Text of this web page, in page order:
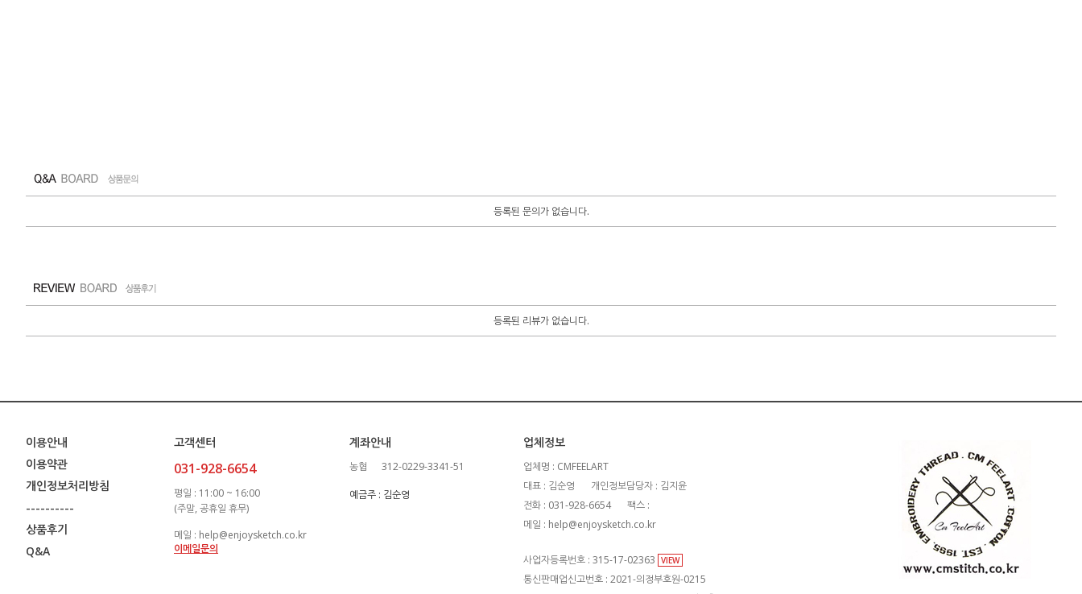
등록된 문의가 없습니다.
등록된 리뷰가 없습니다.
이용안내
이용약관
개인정보처리방침
----------
상품후기
Q&A
고객센터
031-928-6654
평일 : 11:00 ~ 16:00
(주말, 공휴일 휴무)
메일 : help@enjoysketch.co.kr
이메일문의
계좌안내
농협 312-0229-3341-51
예금주 : 김순영
업체정보
업체명 : CMFEELART
대표 : 김순영
개인정보담당자 : 김지윤
전화 : 031-928-6654
팩스 :
메일 : help@enjoysketch.co.kr
사업자등록번호 : 315-17-02363 VIEW
통신판매업신고번호 : 2021-의정부호원-0215